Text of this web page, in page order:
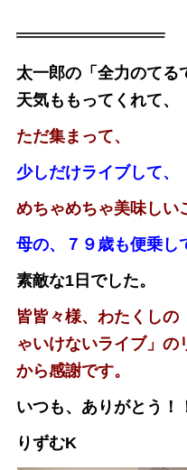
太一郎の「全力のてる
天気ももってくれて、
ただ集まって、
少しだけライブして、
めちゃめちゃ美味しい
母の、７９歳も便乗し
素敵な1日でした。
皆皆々様、わたくしの
ゃいけないライブ」の
から感謝です。
いつも、ありがとう！
りずむK